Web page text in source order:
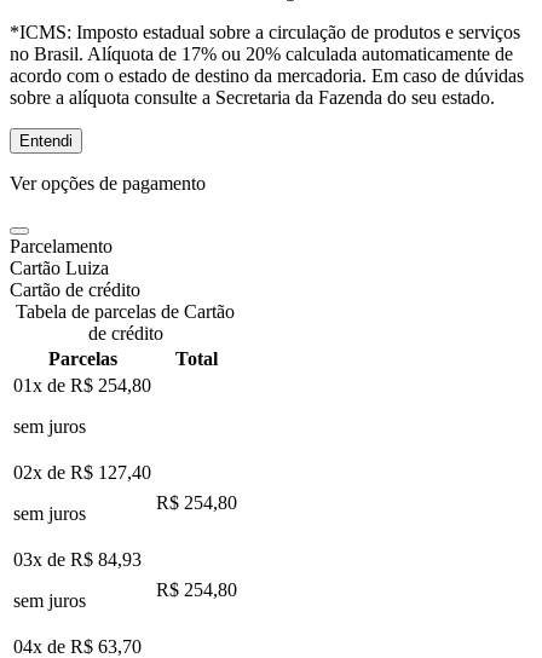
*ICMS: Imposto estadual sobre a circulação de produtos e serviços
no Brasil. Alíquota de 17% ou 20% calculada automaticamente de
acordo com o estado de destino da mercadoria. Em caso de dúvidas
sobre a alíquota consulte a Secretaria da Fazenda do seu estado.
Entendi
Ver opções de pagamento
Parcelamento
Cartão Luiza
Cartão de crédito
Tabela de parcelas de Cartão
de crédito
Parcelas
Total
01x de R$ 254,80
sem juros
02x de R$ 127,40
sem juros
R$ 254,80
03x de R$ 84,93
sem juros
R$ 254,80
04x de R$ 63,70